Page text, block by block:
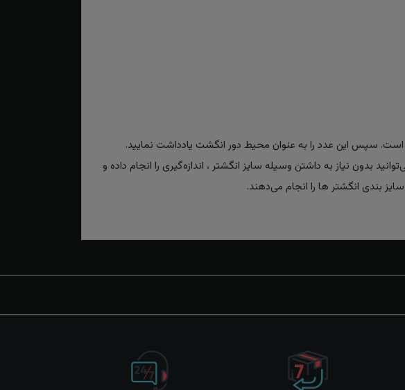
سپس این عدد را به عنوان محیط دور انگشت یادداشت نمایید.
بدون نیاز به داشتن وسیله سایز انگشتر ، اندازه‌گیری را انجام داده و
بندی انگشتر ها را انجام می‌دهند.